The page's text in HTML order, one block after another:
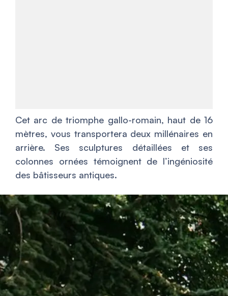
Cet arc de triomphe gallo-romain, haut de 16
mètres, vous transportera deux millénaires en
arrière. Ses sculptures détaillées et ses
colonnes ornées témoignent de l’ingéniosité
des bâtisseurs antiques.